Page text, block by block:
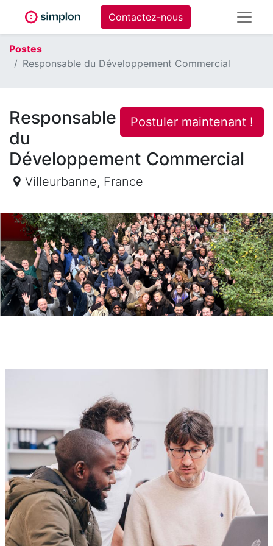
Contactez-nous
Postes
Responsable du Développement Commercial
Postuler maintenant !
Responsable
du
Développement Commercial
Villeurbanne, France